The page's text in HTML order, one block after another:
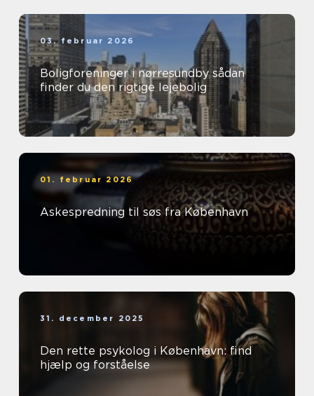
03. februar 2026
Boligforeninger i nørresundby sådan
finder du den rigtige lejebolig
01. februar 2026
Askespredning til søs fra København
31. december 2025
Den rette psykolog i København: find
hjælp og forståelse